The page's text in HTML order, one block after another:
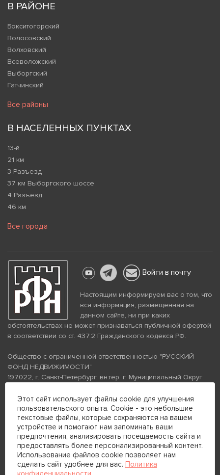
В РАЙОНЕ
Бокситогорский
Волосовский
Волховский
Всеволожский
Выборгский
Гатчинский
Все районы
В НАСЕЛЕННЫХ ПУНКТАХ
13-й
21 км
3 Разъезд
37 км Выборгского шоссе
4 Разъезд
46 км
Все города
Войти в почту
Настоящим информируем вас о том, что
вся информация, размещенная на
данном сайте, ни при каких
обстоятельствах не может признаваться публичной офертой
в соответствии со ст. 437.2 Гражданского кодекса РФ.
Общество с ограниченной ответственностью "РУССКИЙ
ФОНД НЕДВИЖИМОСТИ"
197022, г. Санкт-Петербург, вн.тер. г. Муниципальный Округ
помещение 26Н, комната 103
ИНН 7813672570 КПП 781301001 ОГРН 1237800058870
Политика конфиденциальности
Политика обработки
персональных данных
Телефон для связи:
+7 (812) 200-99-98
+7 (812) 200-88-89
Этот сайт использует файлы cookie для улучшения
пользовательского опыта. Cookie - это небольшие
текстовые файлы, которые сохраняются на вашем
устройстве и помогают нам запоминать ваши
предпочтения, анализировать посещаемость сайта и
предоставлять более персонализированный контент.
Использование файлов cookie позволяет нам
сделать сайт удобнее для вас. Политика